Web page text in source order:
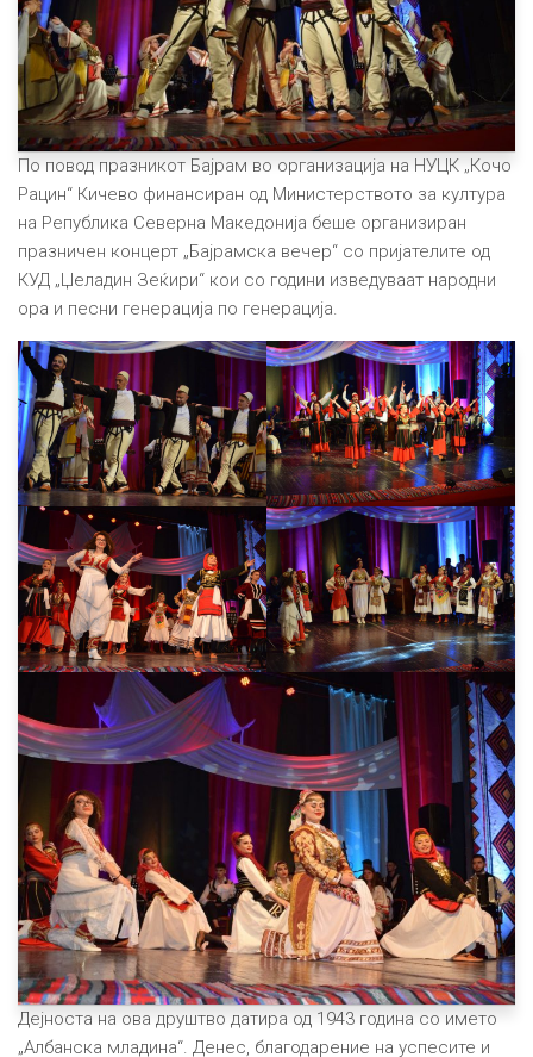
По повод празникот Бајрам во организација на НУЦК „Кочо
Рацин“ Кичево финансиран од Министерството за култура
на Република Северна Македонија беше организиран
празничен концерт „Бајрамска вечер“ со пријателите од
КУД „Џеладин Зеќири“ кои со години изведуваат народни
ора и песни генерација по генерација.
Дејноста на ова друштво датира од 1943 година со името
„Албанска младина“. Денес, благодарение на успесите и